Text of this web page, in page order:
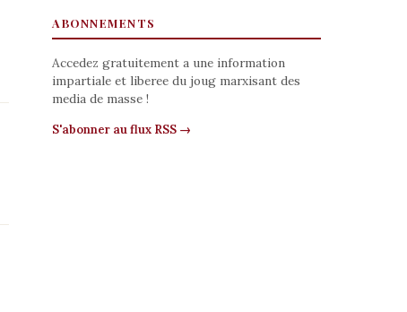
ABONNEMENTS
Accedez gratuitement a une information
impartiale et liberee du joug marxisant des
media de masse !
S'abonner au flux RSS →